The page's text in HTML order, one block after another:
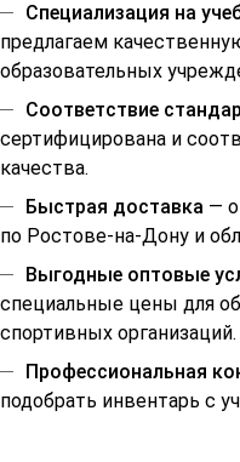
Специализация на
предлагаем
образовательных
Соответствие
сертифицирована и
качества.
Быстрая доставка —
по Ростове-на-Дону и
Выгодные оптовые
специальные цены для
спортивных организаций.
Профессиональная
подобрать инвентарь с